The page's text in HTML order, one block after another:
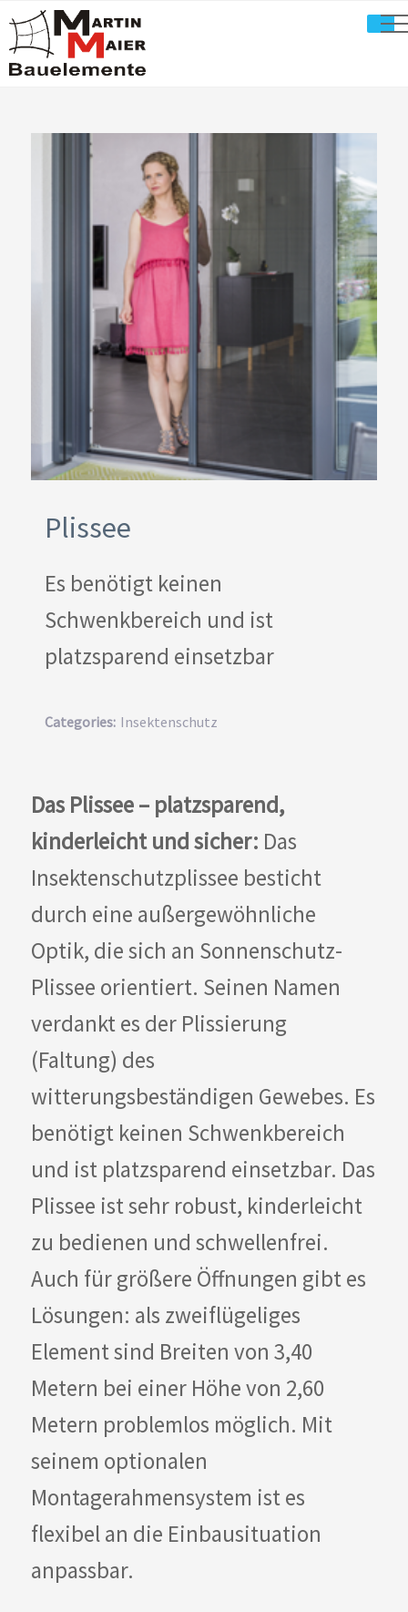
Plissee
Es benötigt keinen
Schwenkbereich und ist
platzsparend einsetzbar
Categories: Insektenschutz
Das Plissee – platzsparend,
kinderleicht und sicher: Das
Insektenschutzplissee besticht
durch eine außergewöhnliche
Optik, die sich an Sonnenschutz-
Plissee orientiert. Seinen Namen
verdankt es der Plissierung
(Faltung) des
witterungsbeständigen Gewebes. Es
benötigt keinen Schwenkbereich
und ist platzsparend einsetzbar. Das
Plissee ist sehr robust, kinderleicht
zu bedienen und schwellenfrei.
Auch für größere Öffnungen gibt es
Lösungen: als zweiflügeliges
Element sind Breiten von 3,40
Metern bei einer Höhe von 2,60
Metern problemlos möglich. Mit
seinem optionalen
Montagerahmensystem ist es
flexibel an die Einbausituation
anpassbar.